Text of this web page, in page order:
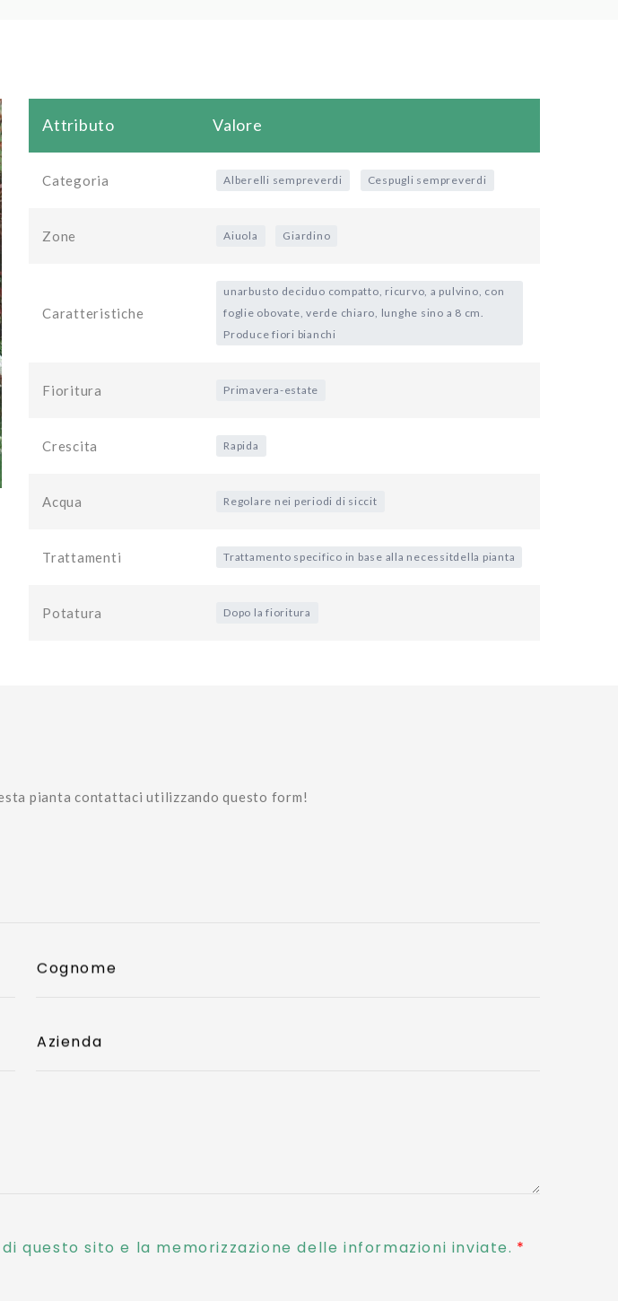
Attributo Valore
Categoria Alberelli sempreverdi Cespugli sempreverdi
Zone Aiuola Giardino
Caratteristiche
unarbusto deciduo compatto, ricurvo, a pulvino, con
foglie obovate, verde chiaro, lunghe sino a 8 cm.
Produce fiori bianchi
Fioritura Primavera-estate
Crescita Rapida
Acqua Regolare nei periodi di siccit
Trattamenti Trattamento specifico in base alla necessitdella pianta
Potatura Dopo la fioritura
pianta contattaci utilizzando questo form!
Cognome
Azienda
questo sito e la memorizzazione delle informazioni inviate.